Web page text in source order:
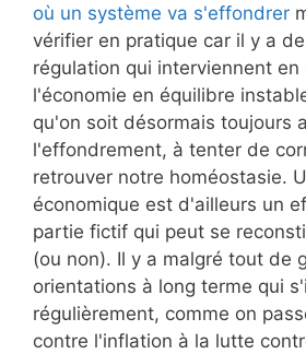
où un système va s'effondrer
vérifier en pratique car il y a
régulation qui interviennent
l'économie en équilibre
qu'on soit désormais toujours
l'effondrement, à tenter de
retrouver notre homéostasie.
économique est d'ailleurs un
partie fictif qui peut se
(ou non). Il y a malgré tout de
orientations à long terme qui
régulièrement, comme on
contre l'inflation à la lutte